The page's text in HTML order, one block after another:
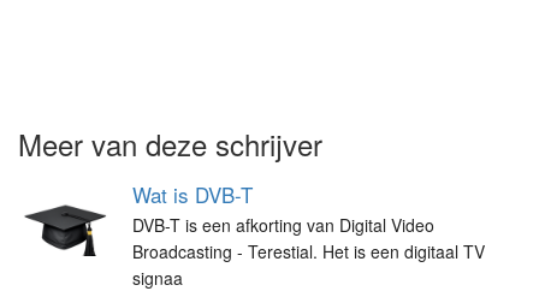
Meer van deze schrijver
Wat is DVB-T
DVB-T is een afkorting van Digital Video
Broadcasting - Terestial. Het is een digitaal TV
signaa